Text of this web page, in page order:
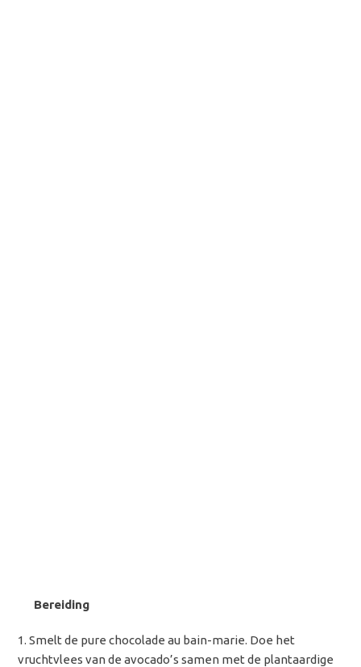
Bereiding
Smelt de pure chocolade au bain-marie. Doe het
vruchtvlees van de avocado’s samen met de plantaardige